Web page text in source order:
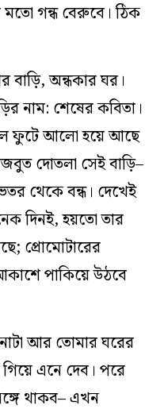
মতো গন্ধ বেরুবে। ঠিক
বাড়ি, অন্ধকার ঘর।
নাম: শেষের কবিতা।
ফুটে আলো হয়ে আছে
দোতলা সেই বাড়ি–
থেকে বন্ধ। দেখেই
দিনই, হয়তো তার
প্রোমোটারের
পাকিয়ে উঠবে
আর তোমার ঘরের
এনে দেব। পরে
থাকব– এখন